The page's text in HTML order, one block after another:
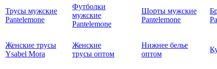
Трусы мужские
Pantelemone
Футболки
мужские
Pantelemone
Шорты мужские
Pantelemone
Женские трусы
Ysabel Mora
Женские
трусы оптом
Нижнее белье
оптом